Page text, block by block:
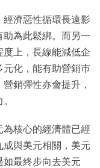
濟惡性循環長遠影
為此鬆綁。而另一
上，長線能減低企
元化，能有助營銷巿
銷彈性亦會提升，
核心的經濟體已經
與美元相關，美元
如最終步向去美元